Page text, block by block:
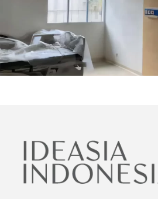
KAMAR IRNA RSUDP LOMBOK NTB